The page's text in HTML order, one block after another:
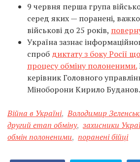
9 червня перша група
серед яких — поранені,
військові до 25 років,
Україна зазнає
спроб диктату з боку Росії
процесу обміну полоненими.
керівник Головного
Міноборони Кирило Буданов.
Війна в Україні, Володимир
другий етап обміну, захисники
обмін полоненими, поранені бійці